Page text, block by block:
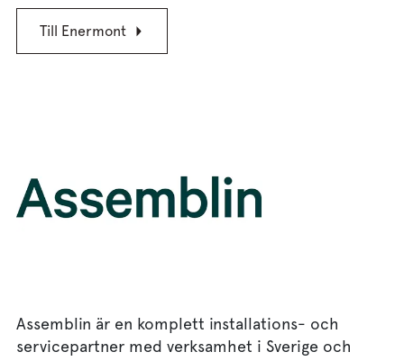
Till Enermont
Assemblin är en komplett installations- och
servicepartner med verksamhet i Sverige och